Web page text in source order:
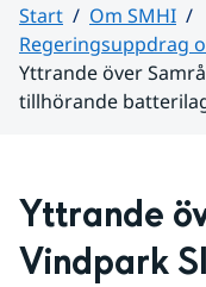
Start
Om SMHI
Regeringsuppdrag
Yttrande över
tillhörande
Yttrande
Vindpark